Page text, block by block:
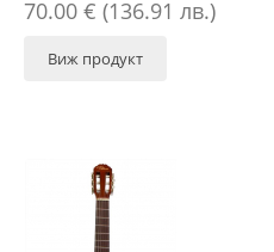
70.00 € (136.91 лв.)
Виж продукт